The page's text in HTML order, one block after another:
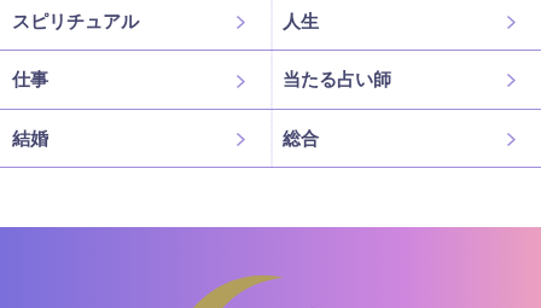
スピリチュアル 人生
仕事 当たる占い師
結婚 総合